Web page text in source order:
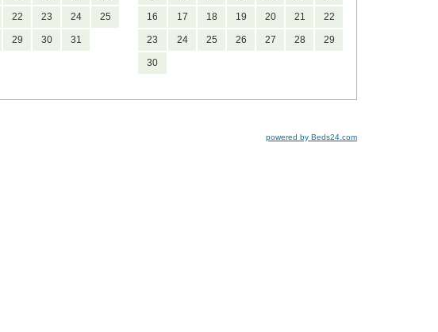
22 23 24 25
29 30 31
16 17 18 19 20 21 22
23 24 25 26 27 28 29
30
powered by Beds24.com